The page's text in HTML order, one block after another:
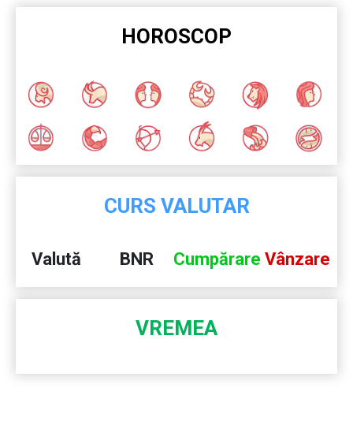
HOROSCOP
CURS VALUTAR
Valută BNR Cumpărare Vânzare
VREMEA